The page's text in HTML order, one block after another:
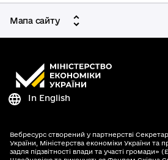
Мапа сайту
In English
Вебресурс створений у партнерстві
України, Міністерства економіки України та
задля підзвітності влади та участі громади»